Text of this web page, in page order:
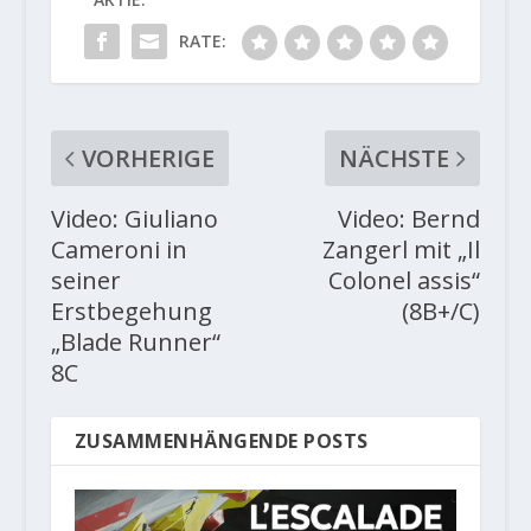
RATE:
VORHERIGE
Video: Giuliano
Cameroni in
seiner
Erstbegehung
„Blade Runner“
8C
NÄCHSTE
Video: Bernd
Zangerl mit „Il
Colonel assis“
(8B+/C)
ZUSAMMENHÄNGENDE POSTS